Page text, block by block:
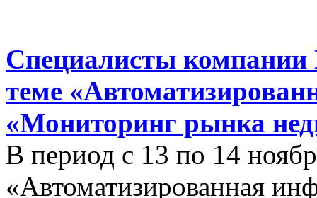
Специалисты
теме
«Мониторинг рынка
В период с 13 по 14
«Автоматизированная